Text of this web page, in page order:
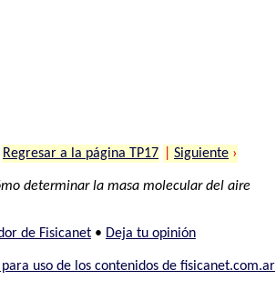
Regresar a la página TP17 Siguiente ›
determinar la masa molecular del aire
de Fisicanet• Deja tu opinión
uso de los contenidos de fisicanet.com.ar